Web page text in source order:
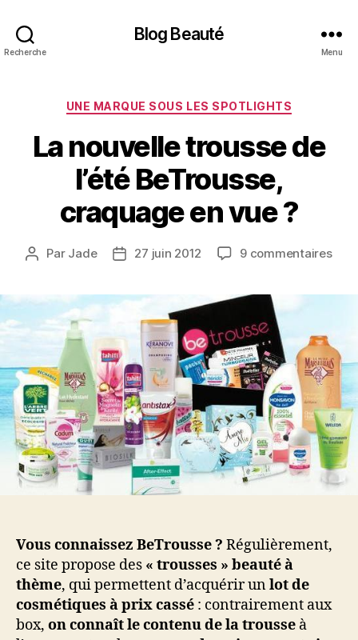
Recherche
Blog Beauté
Menu
Catégories
UNE MARQUE SOUS LES SPOTLIGHTS
La nouvelle trousse de
l’été BeTrousse,
craquage en vue ?
Auteur
Par Jade
Date27 juin 2012 9 commentairessur
l’été
en
vue
?
Vous connaissez BeTrousse ? Régulièrement,
ce site propose des « trousses » beauté à
thème, qui permettent d’acquérir unlot de
cosmétiques à prix cassé : contrairement aux
box, on connaît le contenu de la trousse à